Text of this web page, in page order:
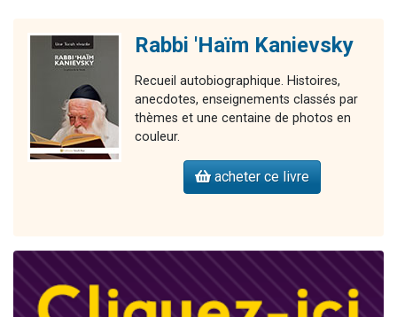
Rabbi 'Haïm Kanievsky
Recueil autobiographique. Histoires,
anecdotes, enseignements classés par
thèmes et une centaine de photos en
couleur.
acheter ce livre